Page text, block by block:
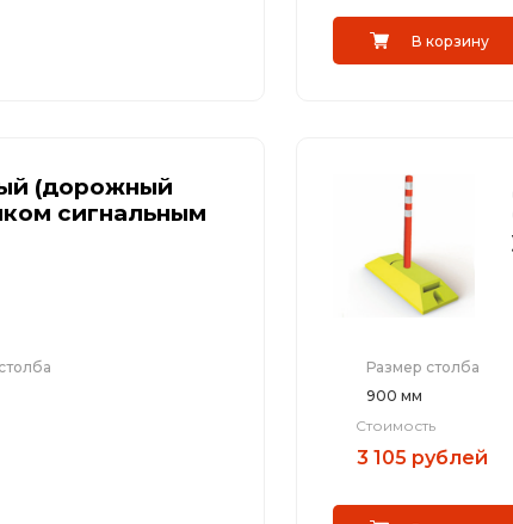
В корзину
(дорожный
сигнальным
Размер столба
900 мм
Стоимость
3 105 рублей